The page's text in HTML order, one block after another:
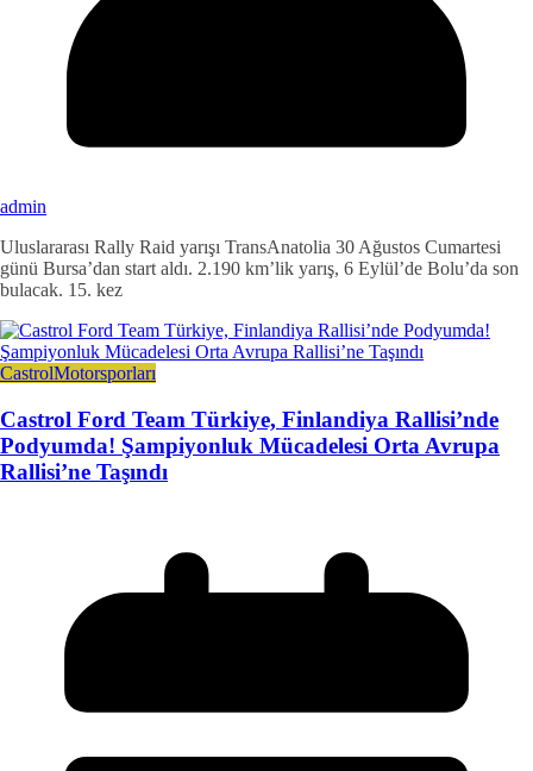
admin
Uluslararası Rally Raid yarışı TransAnatolia 30 Ağustos Cumartesi
günü Bursa’dan start aldı. 2.190 km’lik yarış, 6 Eylül’de Bolu’da son
bulacak. 15. kez
CastrolMotorsporları
Castrol Ford Team Türkiye, Finlandiya Rallisi’nde
Podyumda! Şampiyonluk Mücadelesi Orta Avrupa
Rallisi’ne Taşındı